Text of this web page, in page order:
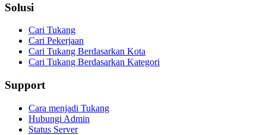
Solusi
Cari Tukang
Cari Pekerjaan
Cari Tukang Berdasarkan Kota
Cari Tukang Berdasarkan Kategori
Support
Cara menjadi Tukang
Hubungi Admin
Status Server